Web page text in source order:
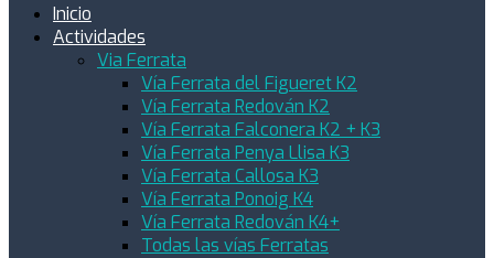
Inicio
Actividades
Via Ferrata
Vía Ferrata del Figueret K2
Vía Ferrata Redován K2
Vía Ferrata Falconera K2 + K3
Vía Ferrata Penya Llisa K3
Vía Ferrata Callosa K3
Vía Ferrata Ponoig K4
Vía Ferrata Redován K4+
Todas las vías Ferratas